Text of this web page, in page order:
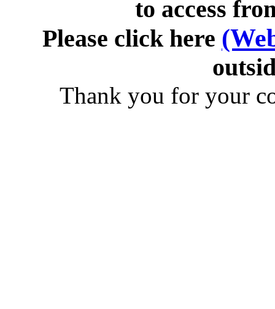
to access
Please click here
Thank you for your